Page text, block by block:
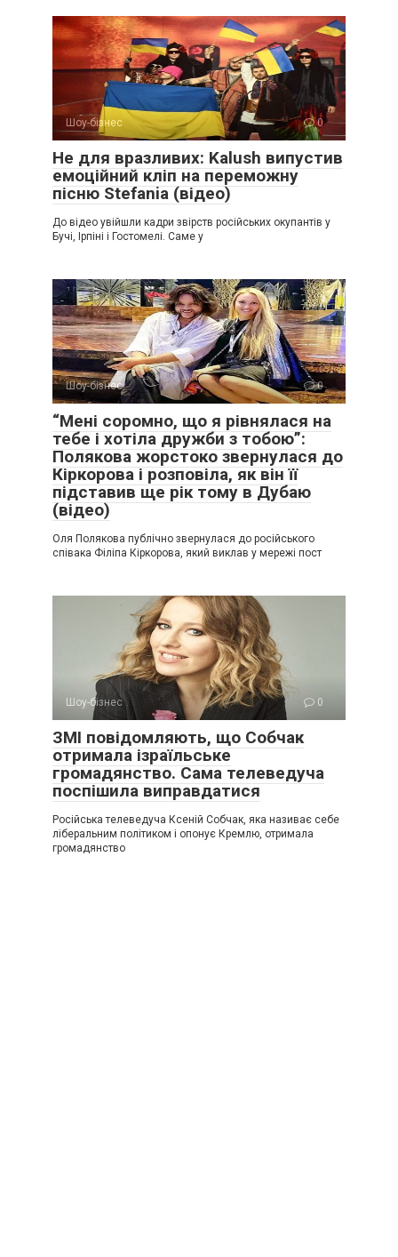
Шоу-бізнес 0
Не для вразливих: Kalush випустив
емоційний кліп на переможну
пісню Stefania (відео)
До відео увійшли кадри звірств російських окупантів у
Бучі, Ірпіні і Гостомелі. Саме у
Шоу-бізнес 0
“Мені соромно, що я рівнялася на
тебе і хотіла дружби з тобою”:
Полякова жорстоко звернулася до
Кіркорова і розповіла, як він її
підставив ще рік тому в Дубаю
(відео)
Оля Полякова публічно звернулася до російського
співака Філіпа Кіркорова, який виклав у мережі пост
Шоу-бізнес 0
ЗМІ повідомляють, що Собчак
отримала ізраїльське
громадянство. Сама телеведуча
поспішила виправдатися
Російська телеведуча Ксеній Собчак, яка називає себе
ліберальним політиком і опонує Кремлю, отримала
громадянство